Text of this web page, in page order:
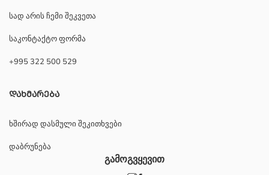
სად არის ჩემი შეკვეთა
საკონტაქტო ფორმა
+995 322 500 529
ᲓᲐᲮᲛᲐᲠᲔᲑᲐ
ხშირად დასმული შეკითხვები
დაბრუნება
გამოგვყევით